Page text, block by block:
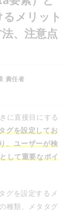
メリット
、注意点
責任者
に直接目にする
グを設定してお
、ユーザーが検
して重要なポイ
グを設定するメ
種類、メタタグ